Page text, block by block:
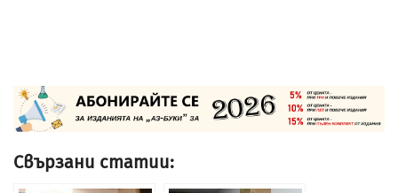
Свързани статии: